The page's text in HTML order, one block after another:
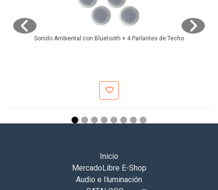
Sonido Ambiental con Bluetooth + 4 Parlantes de Techo
Inicio
MercadoLibre E-Shop
Audio e Iluminación